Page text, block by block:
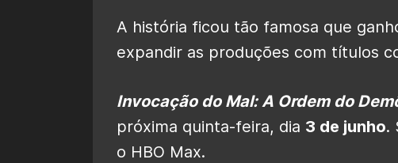
A história ficou tão famosa que
expandir as produções com títulos
Invocação do Mal: A Ordem do
próxima quinta-feira, dia 3 de junho.
o HBO Max.